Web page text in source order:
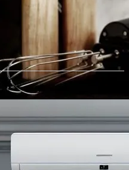
Придумали Способ
От Пластика
На Кухне: Как
Блендер